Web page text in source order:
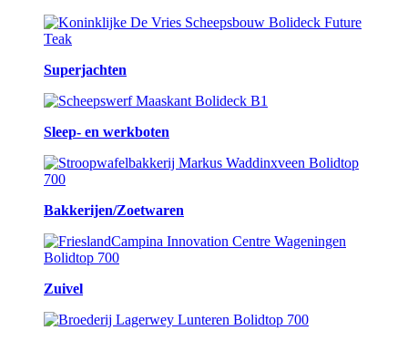
Superjachten
Sleep- en werkboten
Bakkerijen/Zoetwaren
Zuivel